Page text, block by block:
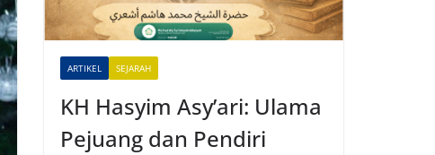
ARTIKEL SEJARAH
KH Hasyim Asy’ari: Ulama
Pejuang dan Pendiri